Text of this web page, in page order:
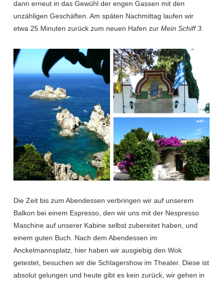
dann erneut in das Gewühl der engen Gassen mit den
unzähligen Geschäften. Am späten Nachmittag laufen wir
etwa 25 Minuten zurück zum neuen Hafen zur Mein Schiff 3.
Die Zeit bis zum Abendessen verbringen wir auf unserem
Balkon bei einem Espresso, den wir uns mit der Nespresso
Maschine auf unserer Kabine selbst zubereitet haben, und
einem guten Buch. Nach dem Abendessen im
Anckelmannsplatz, hier haben wir ausgiebig den Wok
getestet, besuchen wir die Schlagershow im Theater. Diese ist
absolut gelungen und heute gibt es kein zurück, wir gehen in